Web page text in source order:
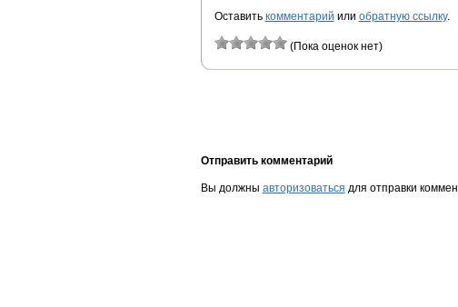
Оставить комментарий или обратную ссылку.
(Пока оценок нет)
Отправить комментарий
Вы должны авторизоваться для отправки